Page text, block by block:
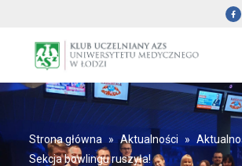
Strona główna » Aktualności »
Sekcja bowlingu ruszyła!